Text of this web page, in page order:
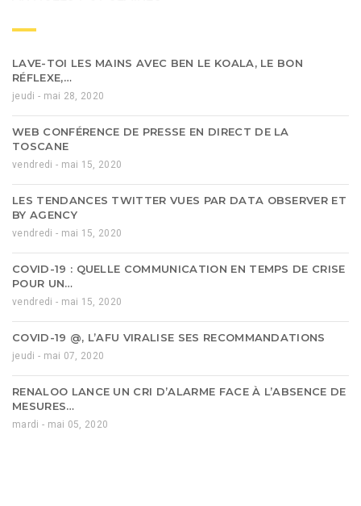
LAVE-TOI LES MAINS AVEC BEN LE KOALA, LE BON
RÉFLEXE,…
jeudi - mai 28, 2020
WEB CONFÉRENCE DE PRESSE EN DIRECT DE LA
TOSCANE
vendredi - mai 15, 2020
LES TENDANCES TWITTER VUES PAR DATA OBSERVER ET
BY AGENCY
vendredi - mai 15, 2020
COVID-19 : QUELLE COMMUNICATION EN TEMPS DE CRISE
POUR UN…
vendredi - mai 15, 2020
COVID-19 @, L’AFU VIRALISE SES RECOMMANDATIONS
jeudi - mai 07, 2020
RENALOO LANCE UN CRI D’ALARME FACE À L’ABSENCE DE
MESURES…
mardi - mai 05, 2020